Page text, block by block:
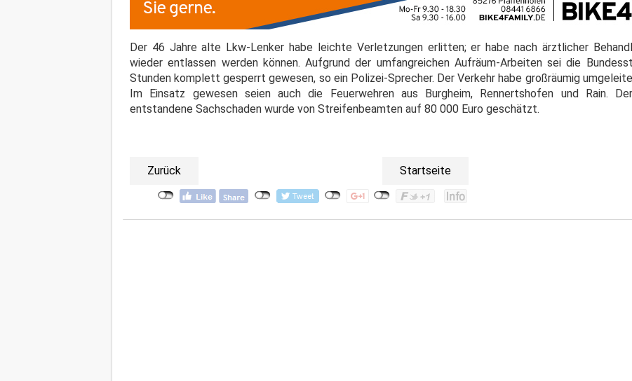
Der 46 Jahre alte Lkw-Lenker habe leichte Verletzungen erlitten; er habe nach ärztlicher
wieder entlassen werden können. Aufgrund der umfangreichen Aufräum-Arbeiten sei die
Stunden komplett gesperrt gewesen, so ein Polizei-Sprecher. Der Verkehr habe großräumig
Im Einsatz gewesen seien auch die Feuerwehren aus Burgheim, Rennertshofen und Rain.
entstandene Sachschaden wurde von Streifenbeamten auf 80 000 Euro geschätzt.
Zurück Startseite